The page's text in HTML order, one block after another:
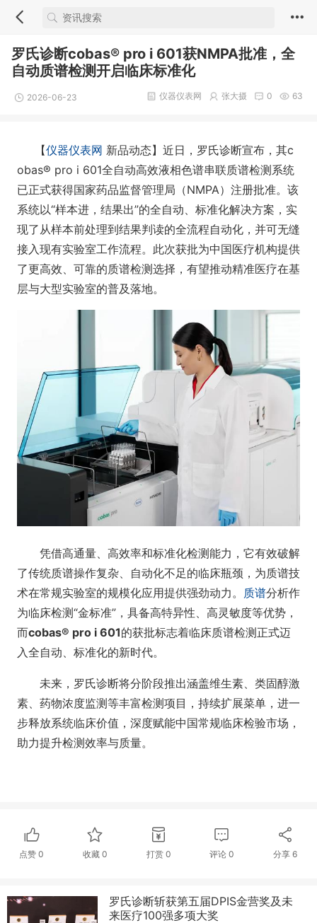
罗氏诊断cobas® pro i 601获NMPA批准，全
自动质谱检测开启临床标准化
2026-06-23 63
0
张大摄
仪器仪表网
【仪器仪表网 新品动态】近日，罗氏诊断宣布，其c
obas® pro i 601全自动高效液相色谱串联质谱检测系统
已正式获得国家药品监督管理局（NMPA）注册批准。该
系统以“样本进，结果出”的全自动、标准化解决方案，实
现了从样本前处理到结果判读的全流程自动化，并可无缝
接入现有实验室工作流程。此次获批为中国医疗机构提供
了更高效、可靠的质谱检测选择，有望推动精准医疗在基
层与大型实验室的普及落地。
凭借高通量、高效率和标准化检测能力，它有效破解
了传统质谱操作复杂、自动化不足的临床瓶颈，为质谱技
术在常规实验室的规模化应用提供强劲动力。 质谱分析作
为临床检测“金标准”，具备高特异性、高灵敏度等优势，
而cobas® pro i 601的获批标志着临床质谱检测正式迈
入全自动、标准化的新时代。
未来，罗氏诊断将分阶段推出涵盖维生素、类固醇激
素、药物浓度监测等丰富检测项目，持续扩展菜单，进一
步释放系统临床价值，深度赋能中国常规临床检验市场，
助力提升检测效率与质量。
点赞0 收藏 0 打赏 0 评论0 分享6
罗氏诊断斩获第五届DPIS金营奖及未
来医疗100强多项大奖​